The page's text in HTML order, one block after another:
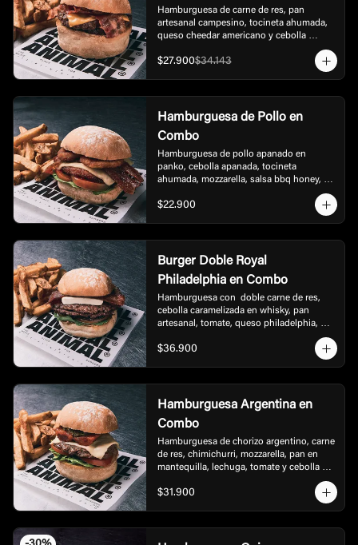
Hamburguesa de carne de res, pan
artesanal campesino, tocineta ahumada,
queso cheedar americano y cebolla
$27.900$34.143
Hamburguesa de Pollo en
Combo
Hamburguesa de pollo apanado en
panko, cebolla apanada, tocineta
ahumada, mozzarella, salsa bbq honey,
lechuga y tomate, acompañada de papas.
$22.900
Burger Doble Royal
Philadelphia en Combo
Hamburguesa con  doble carne de res,
cebolla caramelizada en whisky, pan
artesanal, tomate, queso philadelphia,
papas.
$36.900
Hamburguesa Argentina en
Combo
Hamburguesa de chorizo argentino, carne
de res, chimichurri, mozzarella, pan en
mantequilla, lechuga, tomate y cebolla en
$31.900